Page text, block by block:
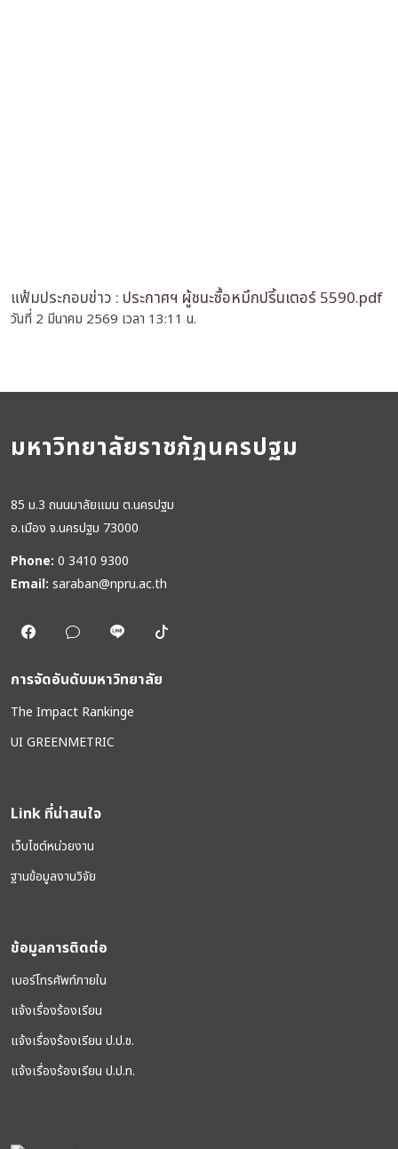
แฟ้มประกอบข่าว : ประกาศฯ ผู้ชนะซื้อหมึกปริ้นเตอร์ 5590.pdf
วันที่ 2 มีนาคม 2569 เวลา 13:11 น.
มหาวิทยาลัยราชภัฏนครปฐม
85 ม.3 ถนนมาลัยแมน ต.นครปฐม
อ.เมือง จ.นครปฐม 73000
Phone: 0 3410 9300
Email: saraban@npru.ac.th
การจัดอันดับมหาวิทยาลัย
The Impact Rankinge
UI GREENMETRIC
Link ที่น่าสนใจ
เว็บไซต์หน่วยงาน
ฐานข้อมูลงานวิจัย
ข้อมูลการติดต่อ
เบอร์โทรศัพท์ภายใน
แจ้งเรื่องร้องเรียน
แจ้งเรื่องร้องเรียน ป.ป.ช.
แจ้งเรื่องร้องเรียน ป.ป.ท.